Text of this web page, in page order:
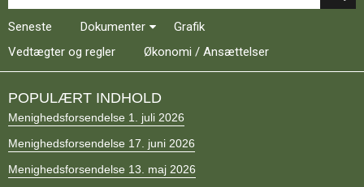
3.0:
Kalender
4.0:
Inspiration
5.0:
Værktøjskassen
7.0:
Om
BaptistKirken
8.0:
Kontakt
9.0:
Forside
10.0:
Nyheder
Seneste Dokumenter
Grafik
Vedtægter og regler
Økonomi / Ansættelser
POPULÆRT INDHOLD
Menighedsforsendelse 1. juli 2026
Menighedsforsendelse 17. juni 2026
Menighedsforsendelse 13. maj 2026